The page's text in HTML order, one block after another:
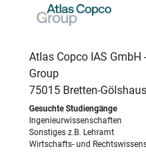
Atlas Copco IAS
Group
75015 Bretten-
Ingenieurwissenschaften
Sonstiges z.B. Lehramt
Wirtschafts- und